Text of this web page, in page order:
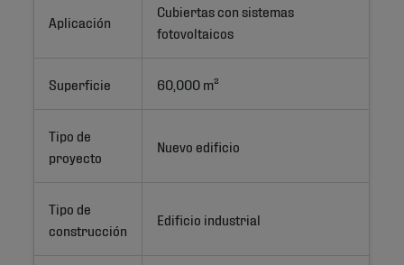
Aplicación
Cubiertas con sistemas
fotovoltaicos
Superficie 60,000 m²
Tipo de
proyecto
Nuevo edificio
Tipo de
construcción
Edificio industrial